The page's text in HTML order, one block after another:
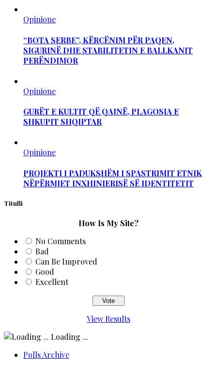
Opinione
“BOTA SERBE”, KËRCËNIM PËR PAQEN,
SIGURINË DHE STABILITETIN E BALLKANIT
PERËNDIMOR
Opinione
GURËT E KULTIT QË QAJNË, PLAGOSJA E
SHKUPIT SHQIPTAR
Opinione
PROJEKTI I PADUKSHËM I SPASTRIMIT ETNIK
NËPËRMJET INXHINIERISË SË IDENTITETIT
Titulli
How Is My Site?
No Comments
Bad
Can Be Improved
Good
Excellent
View Results
Loading ...
Polls Archive